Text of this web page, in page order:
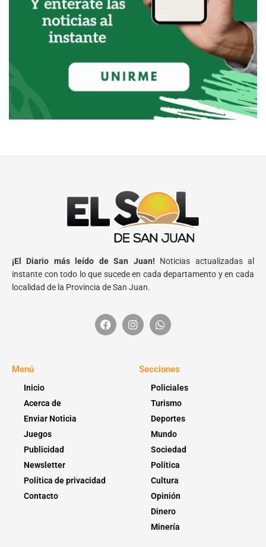
¡El Diario más leído de San Juan! Noticias actualizadas al
instante con todo lo que sucede en cada departamento y en cada
localidad de la Provincia de San Juan.
Menú
Inicio
Acerca de
Enviar Noticia
Juegos
Publicidad
Newsletter
Política de privacidad
Contacto
Secciones
Policiales
Turismo
Deportes
Mundo
Sociedad
Política
Cultura
Opinión
Dinero
Minería